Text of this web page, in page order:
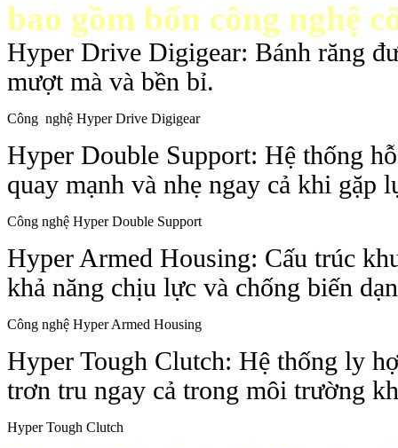
bao gồm bốn công nghệ
Hyper Drive Digigear: Bánh răng
mượt mà và bền bỉ.
Công nghệ Hyper Drive Digigear
Hyper Double Support: Hệ thống
quay mạnh và nhẹ ngay cả khi gặp
Công nghệ Hyper Double Support
Hyper Armed Housing: Cấu trúc
khả năng chịu lực và chống biến
Công nghệ Hyper Armed Housing
Hyper Tough Clutch: Hệ thống ly
trơn tru ngay cả trong môi trường
Hyper Tough Clutch